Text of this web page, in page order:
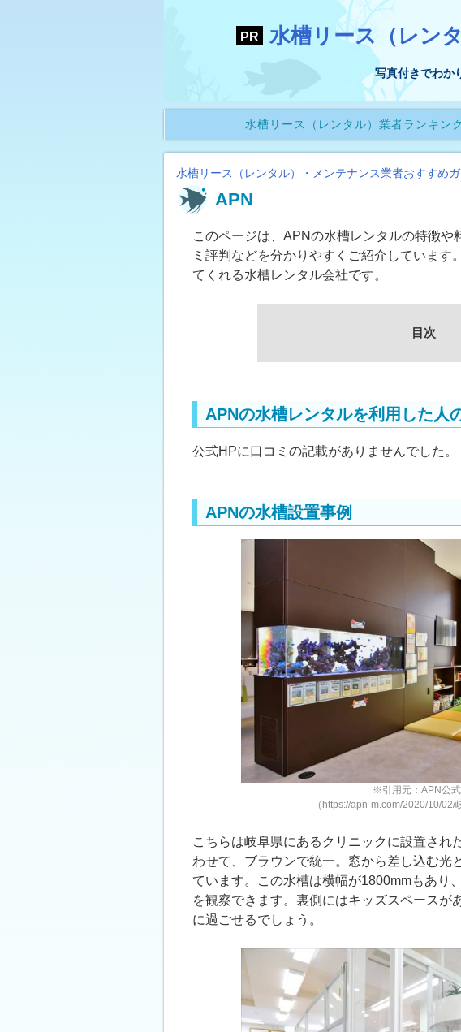
水槽リース（レン
写真付きでわか
水槽リース（レンタル）業者ランキン
水槽リース（レンタル）・メンテナンス業者おすすめ
APN
このページは、APNの水槽レンタルの特徴や
ミ評判などを分かりやすくご紹介しています
てくれる水槽レンタル会社です。
目次
APNの水槽レンタルを利用した人
公式HPに口コミの記載がありませんでした。
APNの水槽設置事例
※引用元：APN公
（https://apn-m.com/2020/10/02/
こちらは岐阜県にあるクリニックに設置され
わせて、ブラウンで統一。窓から差し込む光
ています。この水槽は横幅が1800mmもあり
を観察できます。裏側にはキッズスペースが
に過ごせるでしょう。